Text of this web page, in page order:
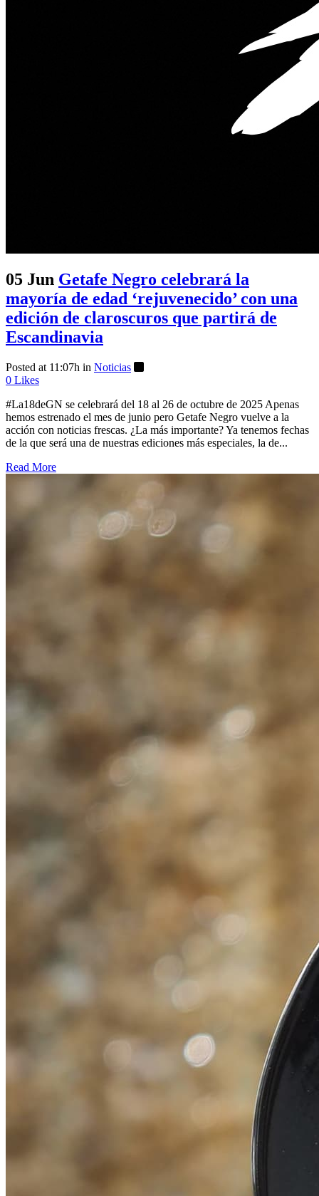
05 Jun Getafe Negro celebrará la
mayoría de edad ‘rejuvenecido’ con una
edición de claroscuros que partirá de
Escandinavia
Posted at 11:07h in Noticias
0 Likes
#La18deGN se celebrará del 18 al 26 de octubre de 2025 Apenas
hemos estrenado el mes de junio pero Getafe Negro vuelve a la
acción con noticias frescas. ¿La más importante? Ya tenemos fechas
de la que será una de nuestras ediciones más especiales, la de...
Read More